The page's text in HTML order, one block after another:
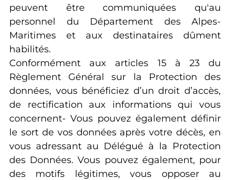
peuvent être communiquées qu'au
personnel du Département des Alpes-
Maritimes et aux destinataires dûment
habilités.
Conformément aux articles 15 à 23 du
Règlement Général sur la Protection des
données, vous bénéficiez d’un droit d’accès,
de rectification aux informations qui vous
concernent- Vous pouvez également définir
le sort de vos données après votre décès, en
vous adressant au Délégué à la Protection
des Données. Vous pouvez également, pour
des motifs légitimes, vous opposer au